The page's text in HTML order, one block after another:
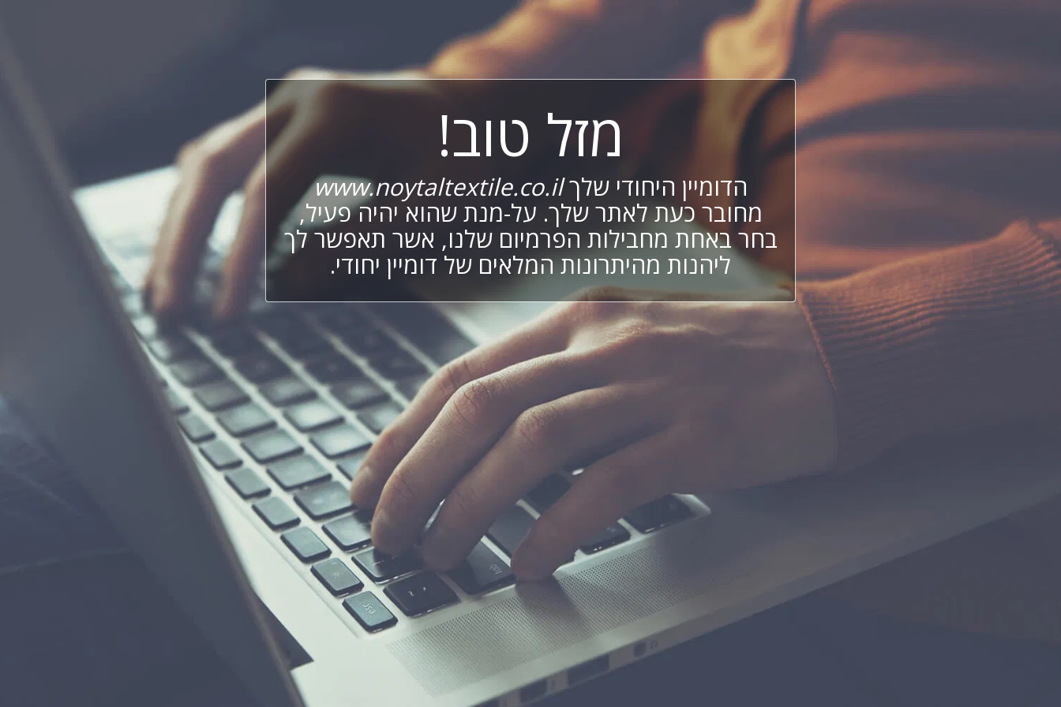
מזל טוב!
הדומיין היחודי שלךwww.noytaltextile.co.il
מחובר כעת לאתר שלך. על-מנת שהוא יהיה פעיל,
בחר באחת מחבילות הפרמיום שלנו, אשר תאפשר לך
ליהנות מהיתרונות המלאים של דומיין יחודי.